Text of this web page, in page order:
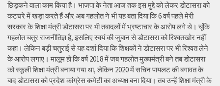
छिड़कने वाला काम किया है। भाजपा के नेता आज तक इस मुद्दे को लेकर डोटासरा को
कटघरे में खड़ा करते हैं और अब गहलोत ने भी यह बता दिया कि 6 वर्ष पहले मेरी
सरकार के शिक्षा मंत्री डोटासरा पर भी तबादलों में भ्रष्टाचार के आरोप लगे थे। चूंकि
गहलोत चतुर राजनीतिज्ञ है, इसलिए स्वयं की जुबान से डोटासरा को रिश्वतखोर नहीं
कहा। लेकिन बड़ी चतुराई से यह दर्शा दिया कि शिक्षकों ने डोटासरा पर भी रिश्वत लेने
के आरोप लगाए। मालूम हो कि वर्ष 2018 में जब गहलोत मुख्यमंत्री बने तब डोटासरा
को स्कूली शिक्षा मंत्री बनाया गया था, लेकिन 2020 में सचिन पायलट की बगावत के
बाद डोटासरा को प्रदेश कांग्रेस कमेटी का अध्यक्ष बना दिया। तब उन्हें शिक्षा मंत्री के